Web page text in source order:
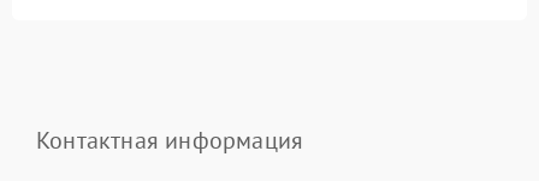
Контактная информация